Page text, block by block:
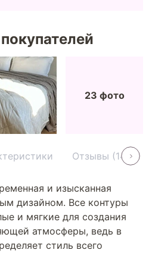
23 фото
Отзывы (14)
и изысканная
дизайном. Все контуры
и мягкие для создания
атмосферы, ведь в
стиль всего